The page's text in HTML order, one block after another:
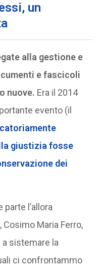
un
alla gestione e
e fascicoli
nuove. Era il 2014
evento (il
giustizia fosse
dei
l’allora
Maria Ferro,
sistemare la
ci confrontammo